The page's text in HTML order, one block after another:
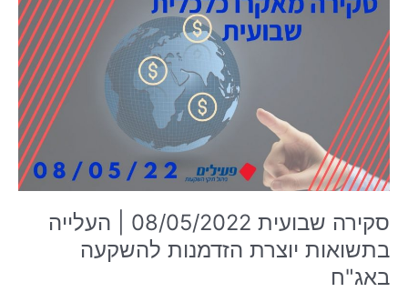
סקירה שבועית 08/05/2022 | העלייה
בתשואות יוצרת הזדמנות להשקעה
באג"ח
שבועית
08/05/2022
|
העלייה
בתשואות
יוצרת
הזדמנות
להשקעה
באג"ח